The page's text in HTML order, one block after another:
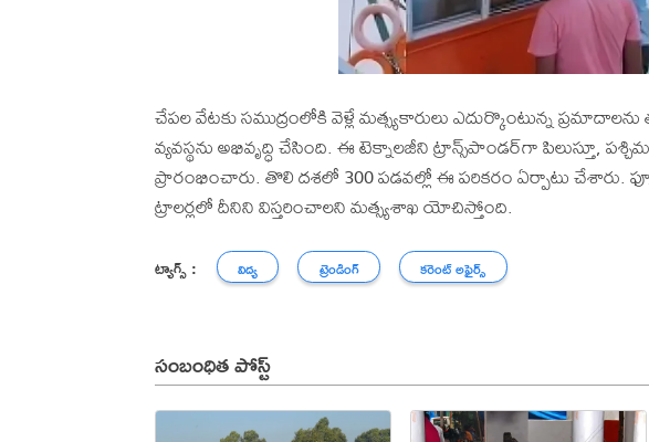
చేపల వేటకు సముద్రంలోకి వెళ్లే మత్స్యకారులు ఎదుర్కొంటున్న
వ్యవస్థను అభివృద్ధి చేసింది. ఈ టెక్నాలజీని ట్రాన్స్‌పాండర్‌గా పిలుస్తూ,
ప్రారంభించారు. తొలి దశలో 300 పడవల్లో ఈ పరికరం ఏర్పాటు చేశారు.
ట్రాలర్లలో దీనిని విస్తరించాలని మత్స్యశాఖ యోచిస్తోంది.
ట్యాగ్స్ : విద్య ట్రెండింగ్ కరెంట్ అఫైర్స్
సంబంధిత పోస్ట్